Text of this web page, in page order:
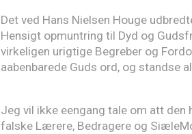
Det ved Hans Nielsen Houge
Hensigt opmuntring til Dyd og
virkeligen urigtige Begreber og
aabenbarede Guds ord, og standse
Jeg vil ikke eengang tale om att
falske Lærere, Bedragere og